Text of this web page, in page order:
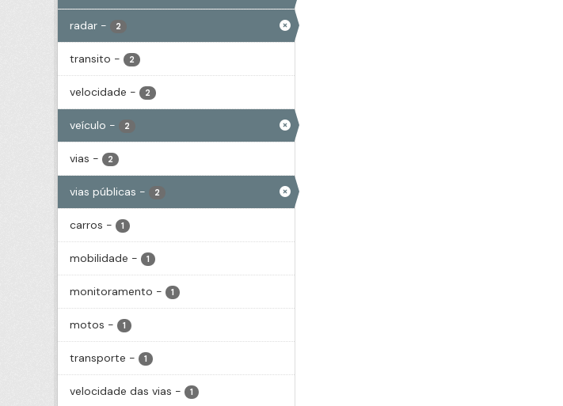
radar - 2
transito - 2
velocidade - 2
veículo - 2
vias - 2
vias públicas - 2
carros - 1
mobilidade - 1
monitoramento - 1
motos - 1
transporte - 1
velocidade das vias - 1